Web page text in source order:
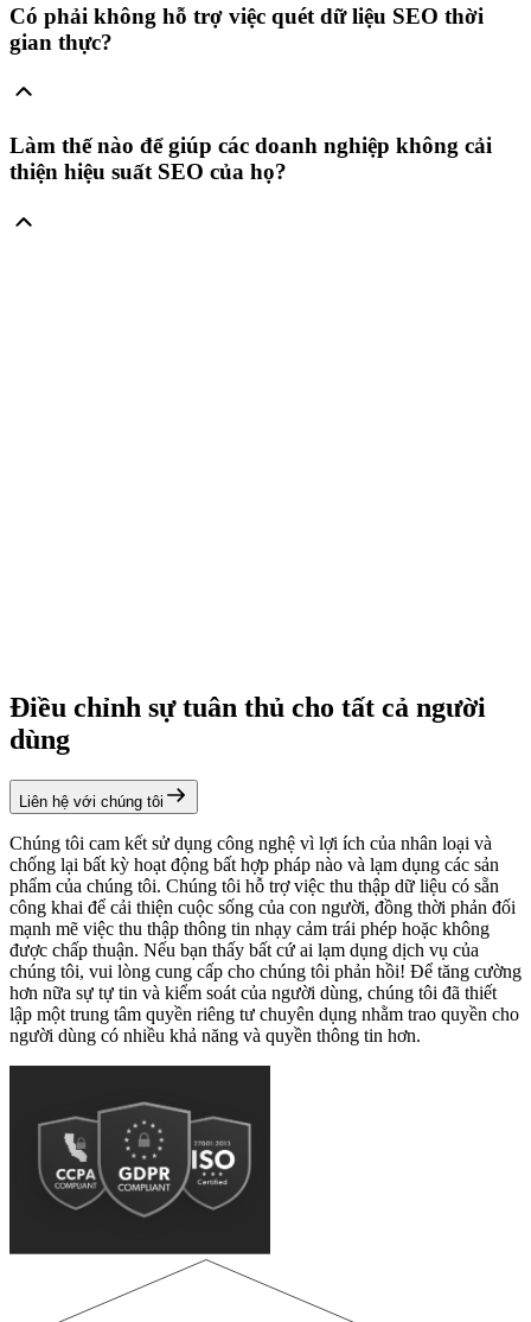
Có phải không hỗ trợ việc quét dữ liệu SEO thời
gian thực?
Làm thế nào để giúp các doanh nghiệp không cải
thiện hiệu suất SEO của họ?
Điều chỉnh sự tuân thủ cho tất cả người
dùng
Liên hệ với chúng tôi
Chúng tôi cam kết sử dụng công nghệ vì lợi ích của nhân loại và
chống lại bất kỳ hoạt động bất hợp pháp nào và lạm dụng các sản
phẩm của chúng tôi. Chúng tôi hỗ trợ việc thu thập dữ liệu có sẵn
công khai để cải thiện cuộc sống của con người, đồng thời phản đối
mạnh mẽ việc thu thập thông tin nhạy cảm trái phép hoặc không
được chấp thuận. Nếu bạn thấy bất cứ ai lạm dụng dịch vụ của
chúng tôi, vui lòng cung cấp cho chúng tôi phản hồi! Để tăng cường
hơn nữa sự tự tin và kiểm soát của người dùng, chúng tôi đã thiết
lập một trung tâm quyền riêng tư chuyên dụng nhằm trao quyền cho
người dùng có nhiều khả năng và quyền thông tin hơn.